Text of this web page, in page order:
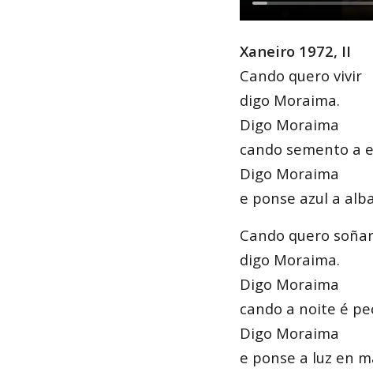
Xaneiro 1972, II
Cando quero vivir
digo Moraima.
Digo Moraima
cando semento a
Digo Moraima
e ponse azul a
Cando quero soñar
digo Moraima.
Digo Moraima
cando a noite é
Digo Moraima
e ponse a luz en